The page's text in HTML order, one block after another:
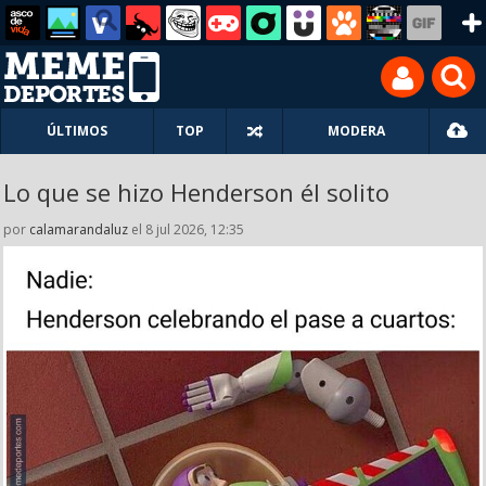
ÚLTIMOS TOP MODERA
Lo que se hizo Henderson él solito
por calamarandaluz el 8 jul 2026, 12:35